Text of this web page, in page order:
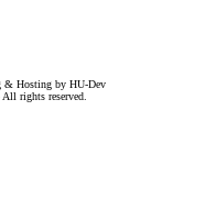
& Hosting by HU-Dev
All rights reserved.